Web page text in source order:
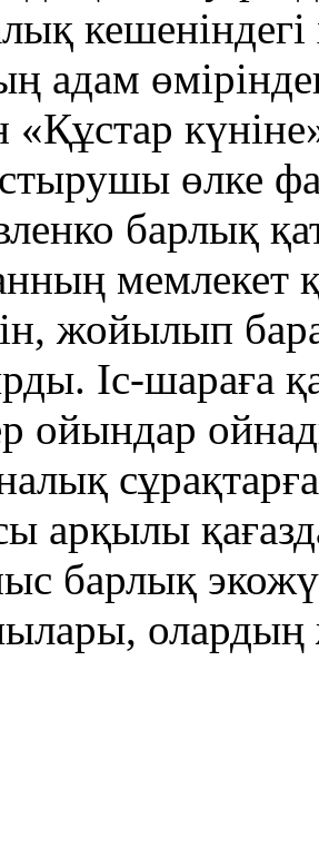
адам
«Құстар
өлке
барлық
мемлекет
жойылып
Іс-шараға
ойындар
арқылы
барлық
олардың